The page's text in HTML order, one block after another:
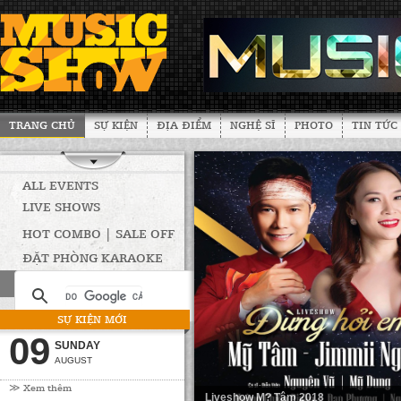
TRANG CHỦ SỰ KIỆN ĐỊA ĐIỂM NGHỆ SĨ PHOTO TIN TỨC
ALL EVENTS
LIVE SHOWS
HOT COMBO | SALE OFF
ĐẶT PHÒNG KARAOKE
SỰ KIỆN MỚI
09 SUNDAY
AUGUST
≫ Xem thêm
Liveshow M? Tâm 2018